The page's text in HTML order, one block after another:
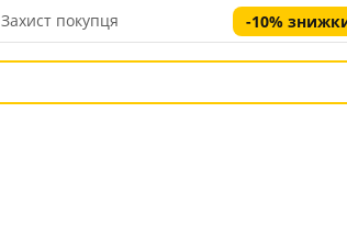
Захист покупця -10%